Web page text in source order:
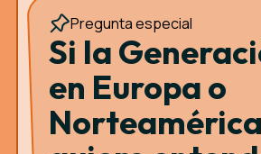
Pregunta especial
Si la
en Europa o
Norteamérica